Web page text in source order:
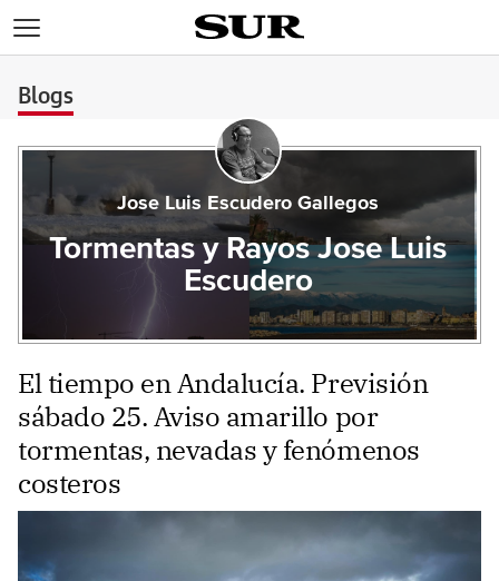
Blogs
Jose Luis Escudero Gallegos
Tormentas y Rayos Jose Luis
Escudero
El tiempo en Andalucía. Previsión
sábado 25. Aviso amarillo por
tormentas, nevadas y fenómenos
costeros